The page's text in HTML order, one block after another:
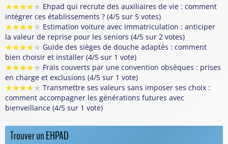
★★★★★ Ehpad qui recrute des auxiliaires de vie : comment
intégrer ces établissements ? (4/5 sur 5 votes)
★★★★★ Estimation voiture avec immatriculation : anticiper
la valeur de reprise pour les seniors (4/5 sur 2 votes)
★★★★★ Guide des sièges de douche adaptés : comment
bien choisir et installer (4/5 sur 1 vote)
★★★★★ Frais couverts par une convention obsèques : prises
en charge et exclusions (4/5 sur 1 vote)
★★★★★ Transmettre ses valeurs sans imposer ses choix :
comment accompagner les générations futures avec
bienveillance (4/5 sur 1 vote)
Trouver un EHPAD